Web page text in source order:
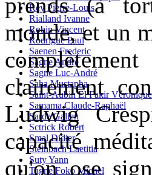
Rey Pierre-Louis
Rialland Ivanne
Robin Vincent
Rodrigue Paul
Saenen Frederic
Sagne André
Sagne Luc-André
Saha Mustapha
Saint-Aubin El Fakir Véronique
Samama Claude-Raphaël
Sarde Galien
Sctrick Robert
Smal Didier
Steinbach Laetitia
Suty Yann
Tagne Foko Michel
prends (à
monde, et un
clairement
Ludwig
capacité
qu'on ose